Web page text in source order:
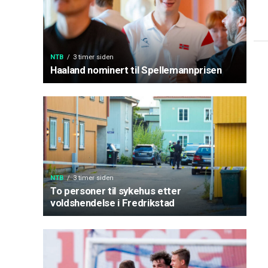
NTB 3 timer siden
Haaland nominert til Spellemannprisen
NTB 3 timer siden
To personer til sykehus etter
voldshendelse i Fredrikstad